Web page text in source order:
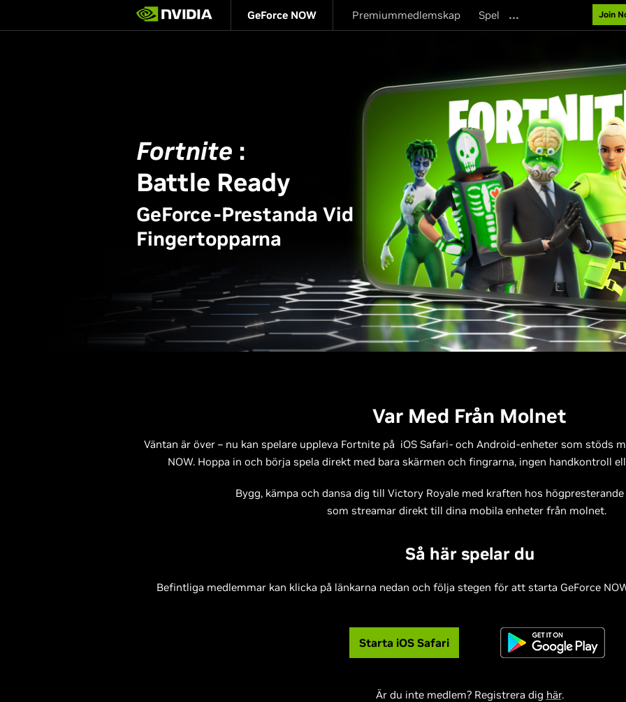
main
GeForce NOW Premiummedlemskap Spel … Join
Fortnite :
Battle Ready
GeForce-Prestanda Vid
Fingertopparna
Var Med Från Molnet
Väntan är över – nu kan spelare uppleva Fortnite på iOS Safari- och Android-enheter som stöds
NOW. Hoppa in och börja spela direkt med bara skärmen och fingrarna, ingen handkontroll
Bygg, kämpa och dansa dig till Victory Royale med kraften hos högpresterande
som streamar direkt till dina mobila enheter från molnet.
Så här spelar du
Befintliga medlemmar kan klicka på länkarna nedan och följa stegen för att starta GeForce
Starta iOS Safari
Är du inte medlem? Registrera dig här.